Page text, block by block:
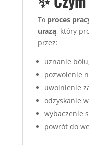
To proces
urazą, który
przez:
uznanie bólu,
pozwolenie
uwolnienie
odzyskanie
wybaczenie
powrót do